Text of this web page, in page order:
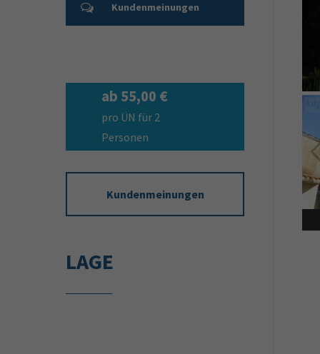
Kundenmeinungen
ab 55,00 €
pro ÜN für 2
Personen
Kundenmeinungen
LAGE